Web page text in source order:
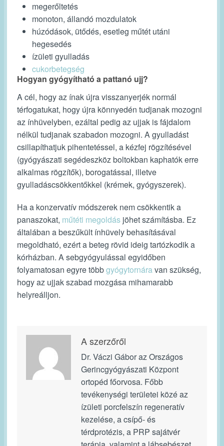
megerőltetés
monoton, állandó mozdulatok
húzódások, ütődés, esetleg műtét utáni
hegesedés
ízületi gyulladás
cukorbetegség
Hogyan gyógyítható a pattanó ujj?
A cél, hogy az ínak újra visszanyerjék normál
térfogatukat, hogy újra könnyedén tudjanak mozogni
az ínhüvelyben, ezáltal pedig az ujjak is fájdalom
nélkül tudjanak szabadon mozogni. A gyulladást
csillapíthatjuk pihentetéssel, a kézfej rögzítésével
(gyógyászati segédeszköz boltokban kaphatók erre
alkalmas rögzítők), borogatással, illetve
gyulladáscsökkentőkkel (krémek, gyógyszerek).
Ha a konzervatív módszerek nem csökkentik a
panaszokat, műtéti megoldás jöhet számításba. Ez
általában a beszűkült ínhüvely behasításával
megoldható, ezért a beteg rövid ideig tartózkodik a
kórházban. A sebgyógyulással egyidőben
folyamatosan egyre többgyógytornáravan szükség,
hogy az ujjak szabad mozgása mihamarabb
helyreálljon.
A szerzőről
Dr. Váczi Gábor az Országos
Gerincgyógyászati Központ
ortopéd főorvosa. Főbb
tevékenységi területei közé az
ízületi porcfelszín regeneratív
kezelése, a csípő- és
térdprotézis, a PRP sajátvér